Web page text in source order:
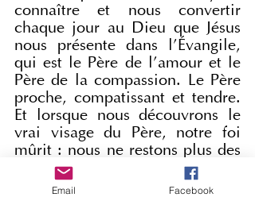
connaître et nous convertir
chaque jour au Dieu que Jésus
nous présente dans l'Évangile,
qui est le Père de l'amour et le
Père de la compassion. Le Père
proche, compatissant et tendre.
Et lorsque nous découvrons le
vrai visage du Père, notre foi
mûrit : nous ne restons plus des
" chrétiens de sacristie ", ni des
" chrétiens de salon ", mais nous
Email Facebook